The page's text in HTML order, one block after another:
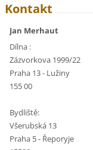
Kontakt
Jan Merhaut
Dílna :
Zázvorkova 1999/22
Praha 13 - Lužiny
155 00
Bydliště:
Všerubská 13
Praha 5 - Řeporyje